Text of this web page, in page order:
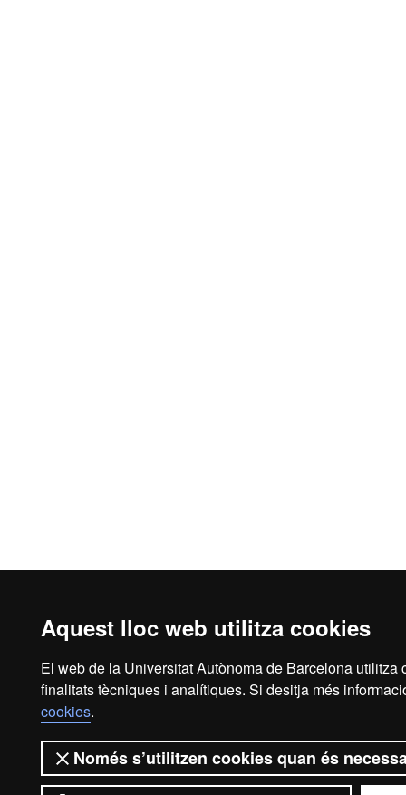
Aquest lloc web utilitza cookies
El web de la Universitat Autònoma de Barcelona utilitza
finalitats tècniques i analítiques. Si desitja més
cookies.
Només s’utilitzen cookies quan és